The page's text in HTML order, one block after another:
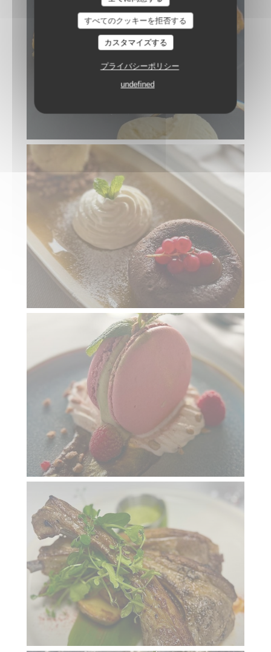
すべてのクッキーを拒否する
カスタマイズする
プライバシーポリシー
undefined